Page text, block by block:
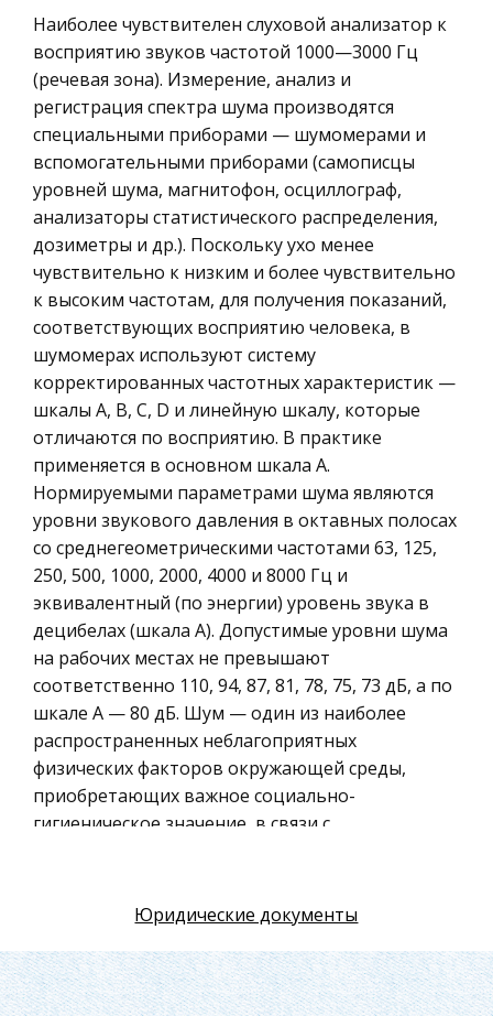
России
Ценные бумаги
Гражданское право
Трудовое право
История государства и права зарубежных
стран
Транспорт
Банковское дело и кредитование
Здоровье
Астрономия
Биржевое дело
Биология
Экономико-математическое
моделирование
Российское предпринимательское право
Искусство
Физкультура и Спорт, Здоровье
Гражданская оборона
Геология
Религия
Уголовный процесс
Таможенное право
Международное частное право
Архитектура
Материаловедение
Экскурсии и туризм
Идентификация парфюмерно-косметических
товаров
Именно товар является звеном, связывающим
воедино интересы изготовителей, продавцов и
потребителей. Стоит убрать товар из процесса
купли-продажи и вся сложная надстройка –
финансы, учет и маркетинг, м
Современная налоговая система РФ
Налоги являются необходимым звеном
экономических отношений в обществе с
момента возникновения государства. Развитие
и изменение форм государственного устройства
всегда сопровождается преобразованием
Наиболее чувствителен слуховой анализатор к
восприятию звуков частотой 1000—3000 Гц
(речевая зона). Измерение, анализ и
регистрация спектра шума производятся
специальными приборами — шумомерами и
вспомогательными приборами (самописцы
уровней шума, магнитофон, осциллограф,
анализаторы статистического распределения,
дозиметры и др.). Поскольку ухо менее
чувствительно к низким и более чувствительно
к высоким частотам, для получения показаний,
соответствующих восприятию человека, в
шумомерах используют систему
корректированных частотных характеристик —
шкалы А, В, С, D и линейную шкалу, которые
отличаются по восприятию. В практике
применяется в основном шкала А.
Нормируемыми параметрами шума являются
уровни звукового давления в октавных полосах
со среднегеометрическими частотами 63, 125,
250, 500, 1000, 2000, 4000 и 8000 Гц и
эквивалентный (по энергии) уровень звука в
децибелах (шкала А). Допустимые уровни шума
на рабочих местах не превышают
соответственно 110, 94, 87, 81, 78, 75, 73 дБ, а по
шкале А — 80 дБ. Шум — один из наиболее
распространенных неблагоприятных
физических факторов окружающей среды,
приобретающих важное социально-
гигиеническое значение, в связи с
дальнейшим развитием дизелестроения,
реактивной авиации, транспорта.
Например, при запуске реактивных двигателей
самолетов уровень шума колеблется от 120 до
Юридические документы